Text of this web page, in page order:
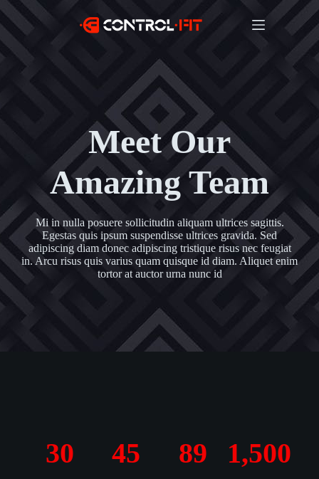
Meet Our
Amazing Team
Mi in nulla posuere sollicitudin aliquam ultrices sagittis.
Egestas quis ipsum suspendisse ultrices gravida. Sed
adipiscing diam donec adipiscing tristique risus nec feugiat
in. Arcu risus quis varius quam quisque id diam. Aliquet enim
tortor at auctor urna nunc id
30 45 89 1,500